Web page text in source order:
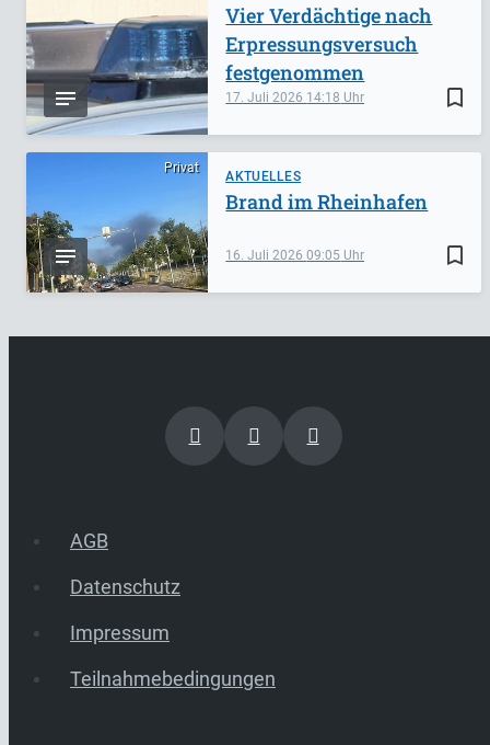
bookmark_border
17. Juli 2026 14:18
Vier Verdächtige nach
Erpressungsversuch
festgenommen
Privat
AKTUELLES
bookmark_border
16. Juli 202609:05
Brand im Rheinhafen
AGB
Datenschutz
Impressum
Teilnahmebedingungen